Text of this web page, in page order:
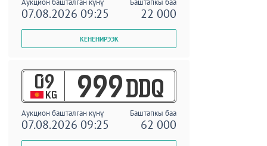
Аукцион башталган күнү Баштапкы баа
07.08.2026 09:25 22 000
09
KG 999 DDQ
Аукцион башталган күнү Баштапкы баа
07.08.2026 09:25 62 000